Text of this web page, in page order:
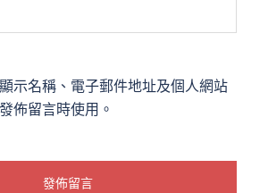
示名稱、電子郵件地址及個人網站
佈留言時使用。